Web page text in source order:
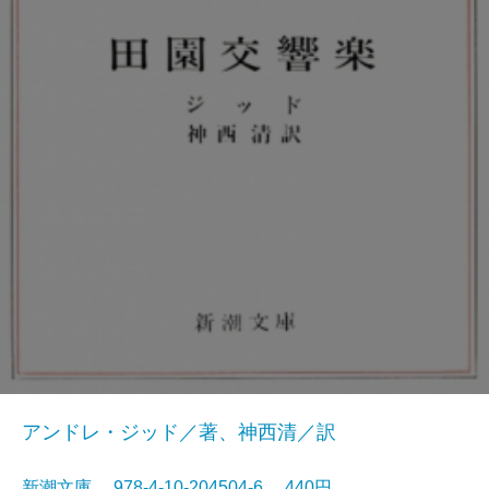
アンドレ・ジッド／著、神西清／訳